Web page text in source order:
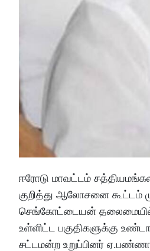
ஈரோடு மாவட்டம்
குறித்து ஆலோசனை கூட்டம்
செங்கோட்டையன் தலைமையில்
உள்ளிட்ட பகுதிகளுக்கு
சட்டமன்ற உறுப்பினர்